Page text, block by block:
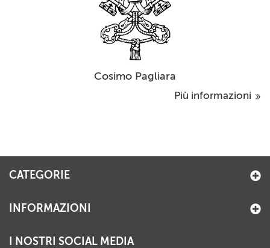
Cosimo Pagliara
Più informazioni
CATEGORIE
INFORMAZIONI
I NOSTRI SOCIAL MEDIA